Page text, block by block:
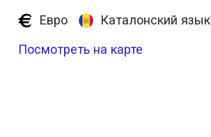
Евро
Каталонский язык
Посмотреть на карте